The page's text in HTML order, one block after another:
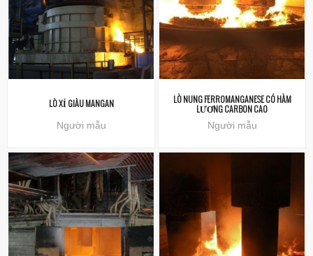
LÒ XỈ GIÀU MANGAN
Người mẫu
LÒ NUNG FERROMANGANESE CÓ HÀM
LƯỢNG CARBON CAO
Người mẫu